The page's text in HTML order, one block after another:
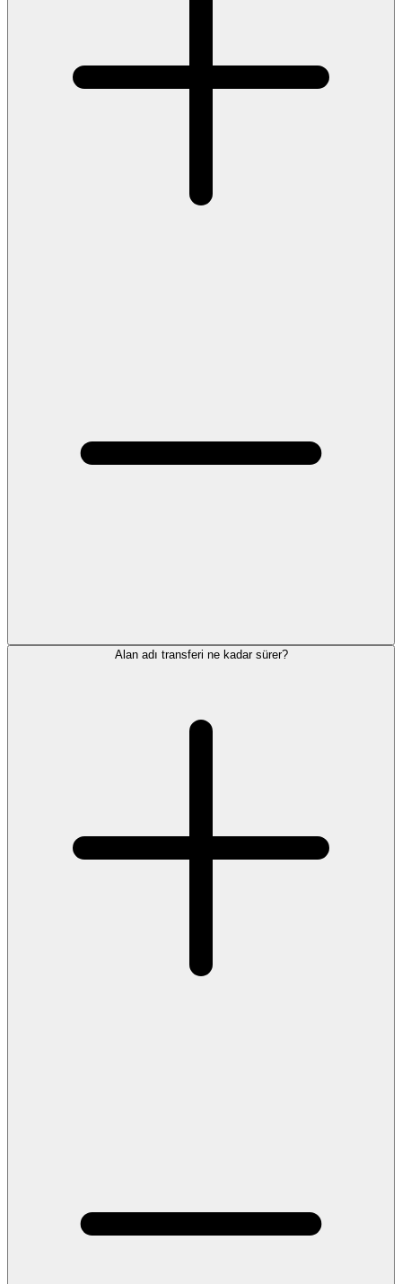
Alan adı transferi ne kadar sürer?